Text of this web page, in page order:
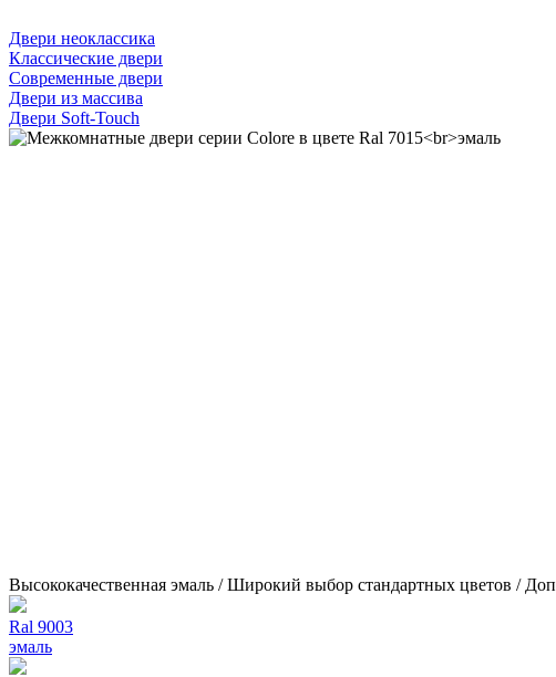
Двери неоклассика
Классические двери
Современные двери
Двери из массива
Двери Soft-Touch
Высококачественная эмаль / Широкий выбор стандартных цветов /
Ral 9003
эмаль